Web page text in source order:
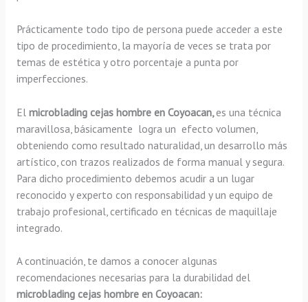
Prácticamente todo tipo de persona puede acceder a este
tipo de procedimiento, la mayoría de veces se trata por
temas de estética y otro porcentaje a punta por
imperfecciones.
El microblading cejas hombre en Coyoacan, es una técnica
maravillosa, básicamente logra un efecto volumen,
obteniendo como resultado naturalidad, un desarrollo más
artístico, con trazos realizados de forma manual y segura.
Para dicho procedimiento debemos acudir a un lugar
reconocido y experto con responsabilidad y un equipo de
trabajo profesional, certificado en técnicas de maquillaje
integrado.
A continuación, te damos a conocer algunas
recomendaciones necesarias para la durabilidad del
microblading cejas hombre en Coyoacan: